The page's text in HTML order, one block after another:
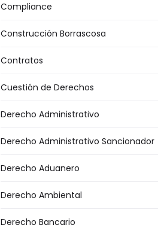
Compliance
Construcción Borrascosa
Contratos
Cuestión de Derechos
Derecho Administrativo
Derecho Administrativo Sancionador
Derecho Aduanero
Derecho Ambiental
Derecho Bancario